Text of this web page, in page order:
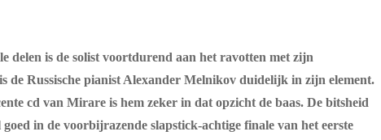
delen is de solist voortdurend aan het ravotten met zijn
de Russische pianist Alexander Melnikov duidelijk in zijn element.
cd van Mirare is hem zeker in dat opzicht de baas. De bitsheid
in de voorbijrazende slapstick-achtige finale van het eerste